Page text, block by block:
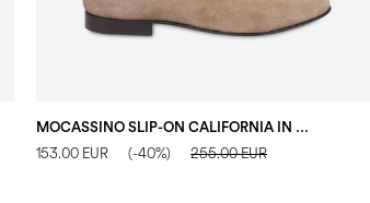
153.00 EUR (-40%) 255.00 EUR